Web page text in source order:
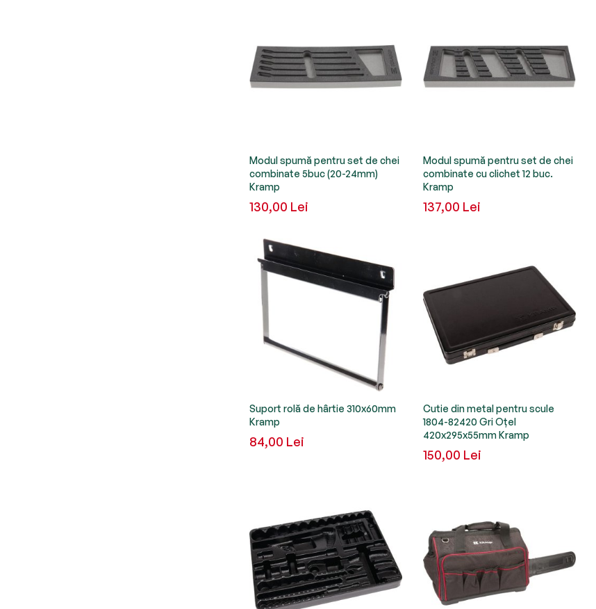
Modul spumă pentru set de chei
combinate 5buc (20-24mm)
Kramp
130,00 Lei
Modul spumă pentru set de chei
combinate cu clichet 12 buc.
Kramp
137,00 Lei
Suport rolă de hârtie 310x60mm
Kramp
84,00 Lei
Cutie din metal pentru scule
1804-82420 Gri Oțel
420x295x55mm Kramp
150,00 Lei